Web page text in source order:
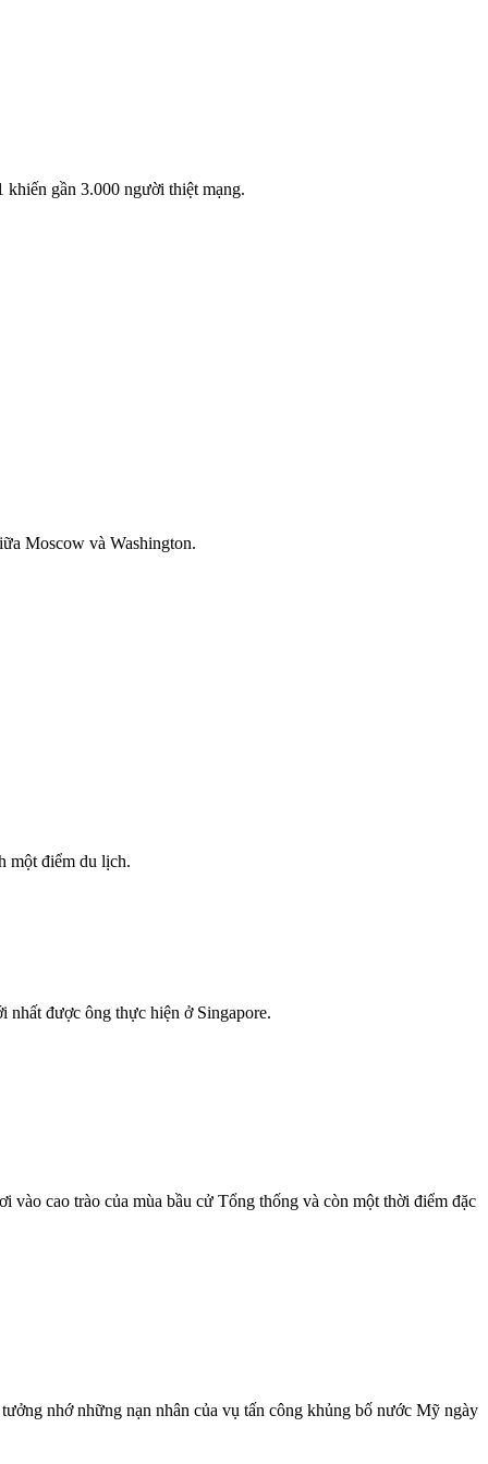
gần 3.000 người thiệt mạng.
Moscow và Washington.
một điểm du lịch.
được ông thực hiện ở Singapore.
cao trào của mùa bầu cử Tổng thống và còn một thời điểm đặc
nhớ những nạn nhân của vụ tấn công khủng bố nước Mỹ ngày